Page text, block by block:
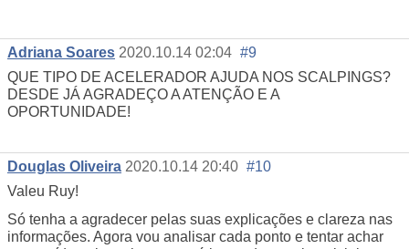
Adriana Soares 2020.10.14 02:04 #9
QUE TIPO DE ACELERADOR AJUDA NOS SCALPINGS?
DESDE JÁ AGRADEÇO A ATENÇÃO E A
OPORTUNIDADE!
Douglas Oliveira 2020.10.14 20:40 #10
Valeu Ruy!
Só tenha a agradecer pelas suas explicações e clareza nas
informações. Agora vou analisar cada ponto e tentar achar